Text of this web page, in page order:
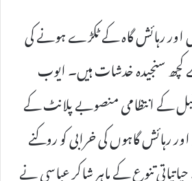
اور رہائش گاہ کے ٹکڑے ہونے کی
سنجیدہ خدشات ہیں۔ ایوب
کے انتظامی منصوبے پلانٹ کے
رہائش گاہوں کی خرابی کو روکنے
تنوع کے ماہر شاکر عباسی نے